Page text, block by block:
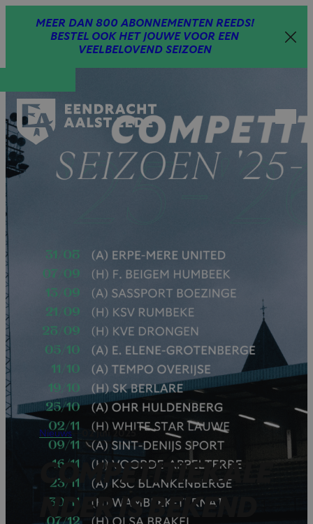
MEER DAN 800 ABONNEMENTEN REEDS!
BESTEL OOK HET JOUWE VOOR EEN
VEELBELOVEND SEIZOEN
Open
menu
Nieuws— 02 juli 2025
COMPETITIEKALE
NDER IS BEKEND